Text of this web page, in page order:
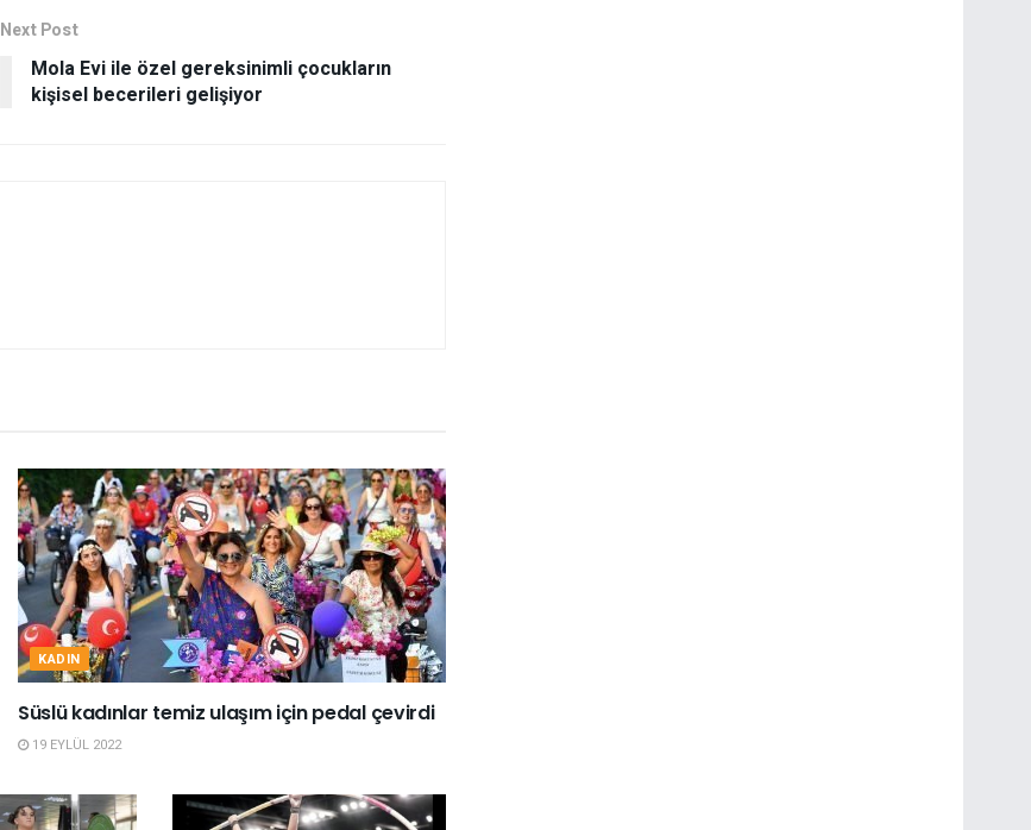
Next Post
Mola Evi ile özel gereksinimli çocukların
kişisel becerileri gelişiyor
KADIN
Süslü kadınlar temiz ulaşım için pedal çevirdi
19 EYLÜL 2022